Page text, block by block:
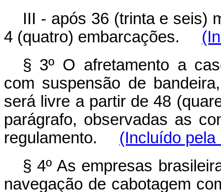
III - após 36 (trinta e seis)
4 (quatro) embarcações.
§ 3º O afretamento a
com suspensão de
será livre a partir de 48
parágrafo, observadas as
regulamento. (Incluído pela
§ 4º As empresas
navegação de cabotagem